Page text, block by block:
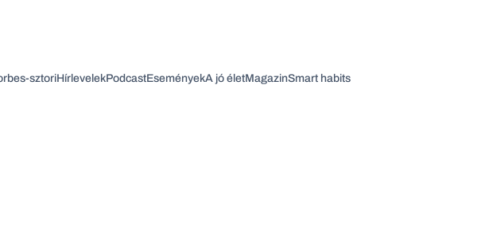
sztoriHírlevelekPodcastEseményekA jó életMagazinSmart habits